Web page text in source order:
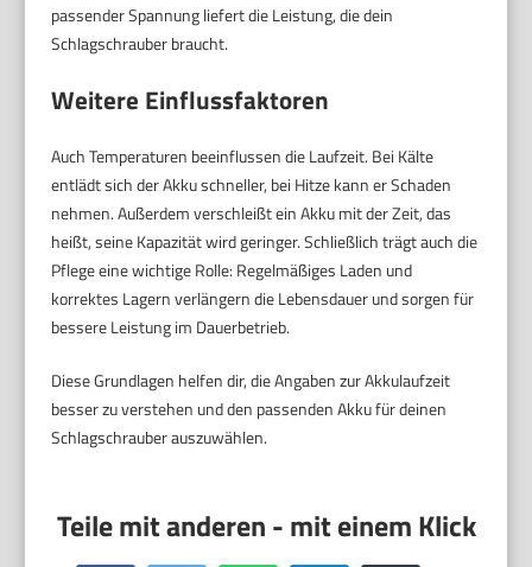
passender Spannung liefert die Leistung, die dein
Schlagschrauber braucht.
Weitere Einflussfaktoren
Auch Temperaturen beeinflussen die Laufzeit. Bei Kälte
entlädt sich der Akku schneller, bei Hitze kann er Schaden
nehmen. Außerdem verschleißt ein Akku mit der Zeit, das
heißt, seine Kapazität wird geringer. Schließlich trägt auch die
Pflege eine wichtige Rolle: Regelmäßiges Laden und
korrektes Lagern verlängern die Lebensdauer und sorgen für
bessere Leistung im Dauerbetrieb.
Diese Grundlagen helfen dir, die Angaben zur Akkulaufzeit
besser zu verstehen und den passenden Akku für deinen
Schlagschrauber auszuwählen.